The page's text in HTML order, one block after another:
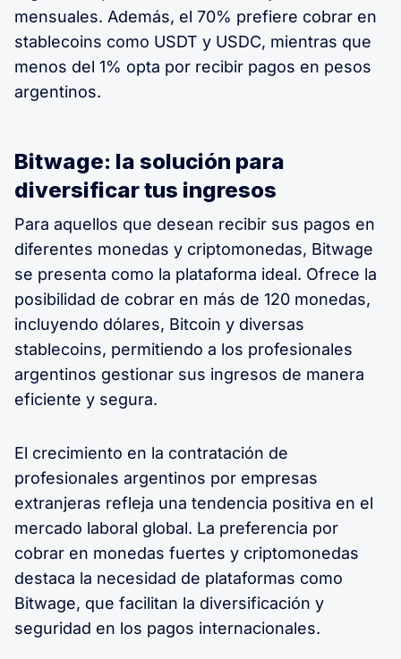
mensuales. Además, el 70% prefiere cobrar en
stablecoins como USDT y USDC, mientras que
menos del 1% opta por recibir pagos en pesos
argentinos.
Bitwage: la solución para
diversificar tus ingresos
Para aquellos que desean recibir sus pagos en
diferentes monedas y criptomonedas, Bitwage
se presenta como la plataforma ideal. Ofrece la
posibilidad de cobrar en más de 120 monedas,
incluyendo dólares, Bitcoin y diversas
stablecoins, permitiendo a los profesionales
argentinos gestionar sus ingresos de manera
eficiente y segura.
El crecimiento en la contratación de
profesionales argentinos por empresas
extranjeras refleja una tendencia positiva en el
mercado laboral global. La preferencia por
cobrar en monedas fuertes y criptomonedas
destaca la necesidad de plataformas como
Bitwage, que facilitan la diversificación y
seguridad en los pagos internacionales.